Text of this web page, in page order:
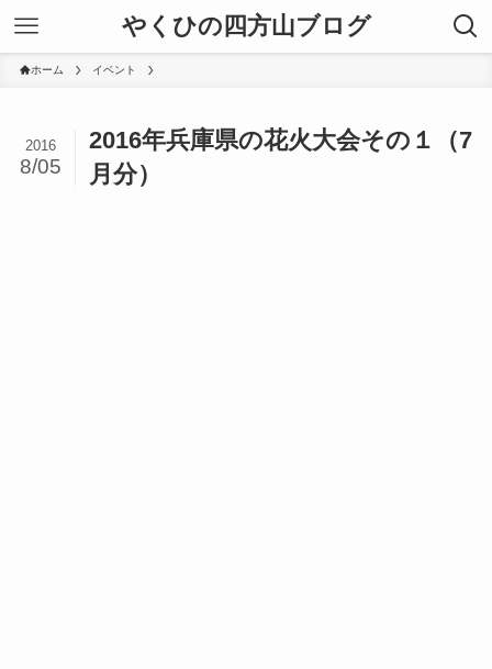
やくひの四方山ブログ
ホーム イベント
2016年兵庫県の花火大会その１（7
月分）
2016
8/05